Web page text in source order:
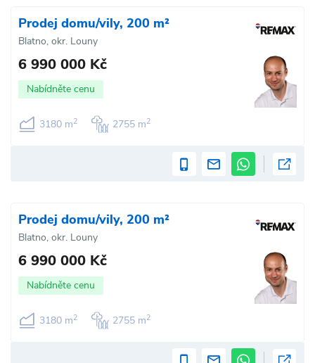
Prodej domu/vily, 200 m²
Blatno, okr. Louny
6 990 000 Kč
Nabídněte cenu
3180 m2 2755 m2
Prodej domu/vily, 200 m²
Blatno, okr. Louny
6 990 000 Kč
Nabídněte cenu
3180 m2 2755 m2